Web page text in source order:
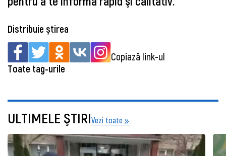
Distribuie știrea
Copiază link-ul
Toate tag-urile
ULTIMELE ŞTIRIVezi toate